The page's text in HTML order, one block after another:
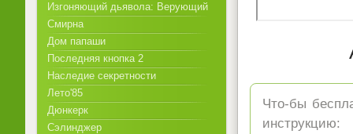
Что-бы
инструкцию:
Изгоняющий дьявола: Верующий
Смирна
Дом папаши
Последняя кнопка 2
Наследие секретности
Лето'85
Дюнкерк
Сэлинджер